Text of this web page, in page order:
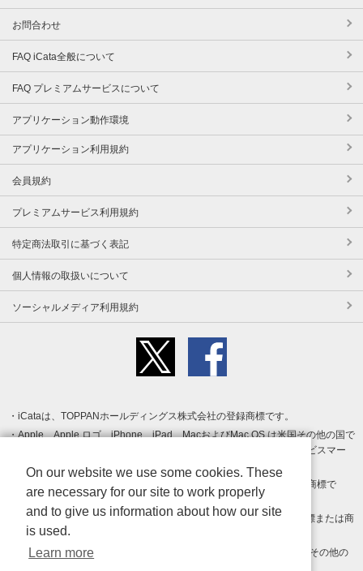
お問合わせ
FAQ iCata全般について
FAQ プレミアムサービスについて
アプリケーション動作環境
アプリケーション利用規約
会員規約
プレミアムサービス利用規約
特定商法取引に基づく表記
個人情報の取扱いについて
ソーシャルメディア利用規約
iCataは、TOPPANホールディングス株式会社の登録商標です。
Apple、Apple ロゴ、iPhone、iPad、MacおよびMac OS は米国その他の国で
登録された Apple Inc. の商標です。App Store は Apple Inc. のサービスマー
クです。
Android、Google Play および Google Play ロゴ は Google LLC の商標で
す。
Windows は Microsoft Inc.の米国およびその他の国における登録商標または商
標です。
Adobe、Adobe Reader、Adobe PDF は、Adobe Inc.の米国およびその他の
On our website we use some cookies. These
are necessary for our site to work properly
and to give us information about how our site
is used.
Learn more